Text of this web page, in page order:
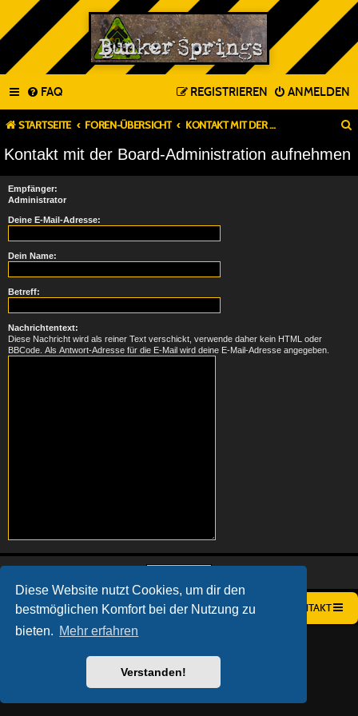
Diese Website nutzt Cookies, um dir den
bestmöglichen Komfort bei der Nutzung zu
bieten. Mehr erfahren
Verstanden!
FAQ ANMELDEN
REGISTRIEREN
STARTSEITE FOREN-ÜBERSICHT KONTAKT MIT DER BOARD-ADMINISTRATION AUFNEHMEN
Kontakt mit der Board-Administration aufnehmen
Empfänger:
Administrator
Deine E-Mail-Adresse:
Dein Name:
Betreff:
Nachrichtentext:
Diese Nachricht wird als reiner Text verschickt, verwende daher kein HTML oder
BBCode. Als Antwort-Adresse für die E-Mail wird deine E-Mail-Adresse angegeben.
STARTSEITE FOREN-ÜBERSICHT KONTAKT
AÇIEEED! STYLE BY
DATENSCHUTZ|NUTZUNGSBEDINGUNGEN